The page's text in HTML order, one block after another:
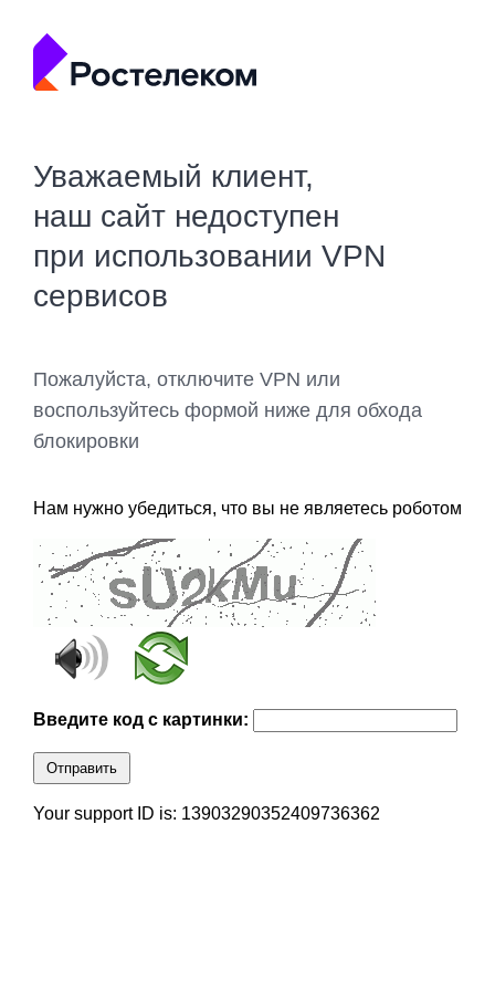
Уважаемый клиент,
наш сайт недоступен
при использовании VPN
сервисов
Пожалуйста, отключите VPN или
воспользуйтесь формой ниже для обхода
блокировки
Нам нужно убедиться, что вы не являетесь роботом
Введите код с картинки:
Отправить
Your support ID is: 13903290352409736362